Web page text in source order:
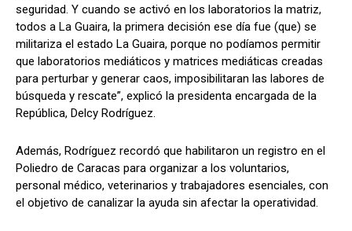
seguridad. Y cuando se activó en los laboratorios la matriz,
todos a La Guaira, la primera decisión ese día fue (que) se
militariza el estado La Guaira, porque no podíamos permitir
que laboratorios mediáticos y matrices mediáticas creadas
para perturbar y generar caos, imposibilitaran las labores de
búsqueda y rescate”, explicó la presidenta encargada de la
República, Delcy Rodríguez.
Además, Rodríguez recordó que habilitaron un registro en el
Poliedro de Caracas para organizar a los voluntarios,
personal médico, veterinarios y trabajadores esenciales, con
el objetivo de canalizar la ayuda sin afectar la operatividad.